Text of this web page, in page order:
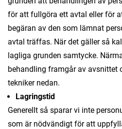
för att fullgöra ett avtal eller för
begäran av den som lämnat
avtal träffas. När det gäller så
lagliga grunden samtycke.
behandling framgår av avsnittet
tekniker nedan.
Lagringstid
Generellt så sparar vi inte
som är nödvändigt för att